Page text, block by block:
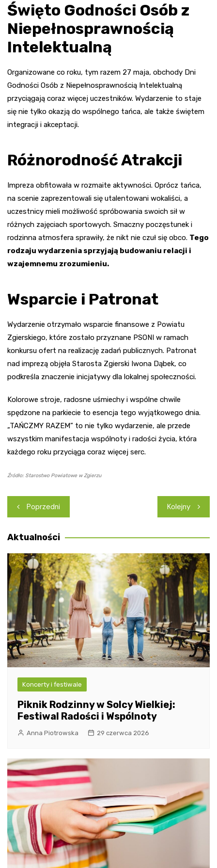
Święto Godności Osób z
Niepełnosprawnością
Intelektualną
Organizowane co roku, tym razem 27 maja, obchody Dni
Godności Osób z Niepełnosprawnością Intelektualną
przyciągają coraz więcej uczestników. Wydarzenie to staje
się nie tylko okazją do wspólnego tańca, ale także świętem
integracji i akceptacji.
Różnorodność Atrakcji
Impreza obfitowała w rozmaite aktywności. Oprócz tańca,
na scenie zaprezentowali się utalentowani wokaliści, a
uczestnicy mieli możliwość spróbowania swoich sił w
różnych zajęciach sportowych. Smaczny poczęstunek i
rodzinna atmosfera sprawiły, że nikt nie czuł się obco. Tego
rodzaju wydarzenia sprzyjają budowaniu relacji i
wzajemnemu zrozumieniu.
Wsparcie i Patronat
Wydarzenie otrzymało wsparcie finansowe z Powiatu
Zgierskiego, które zostało przyznane PSONI w ramach
konkursu ofert na realizację zadań publicznych. Patronat
nad imprezą objęła Starosta Zgierski Iwona Dąbek, co
podkreśla znaczenie inicjatywy dla lokalnej społeczności.
Kolorowe stroje, radosne uśmiechy i wspólne chwile
spędzone na parkiecie to esencja tego wyjątkowego dnia.
„TAŃCZMY RAZEM” to nie tylko wydarzenie, ale przede
wszystkim manifestacja wspólnoty i radości życia, która
każdego roku przyciąga coraz więcej serc.
Źródło: Starostwo Powiatowe w Zgierzu
Nawigacja
wpisu
Poprzedni Kolejny
Aktualności
Koncerty i festiwale
Piknik Rodzinny w Solcy Wielkiej:
Festiwal Radości i Wspólnoty
Anna Piotrowska 29 czerwca 2026